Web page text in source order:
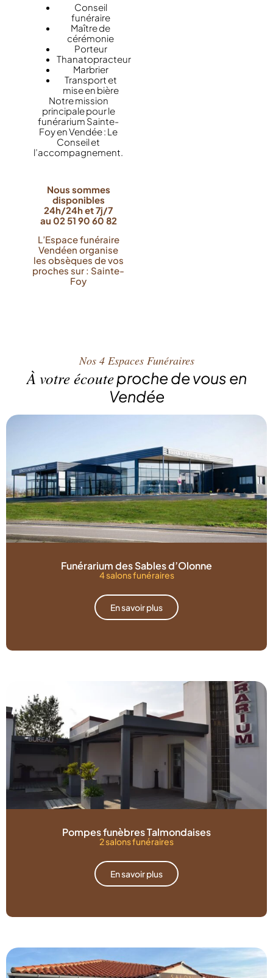
Conseil
funéraire
Maître de
cérémonie
Porteur
Thanatopracteur
Marbrier
Transport et
mise en bière
Notre mission
principale pour le
funérarium Sainte-
Foy en Vendée : Le
Conseil et
l’accompagnement.
Nous sommes
disponibles
24h/24h et 7j/7
au 02 51 90 60 82
L’Espace funéraire
Vendéen organise
les obsèques de vos
proches sur : Sainte-
Foy
Nos 4 Espaces Funéraires
À votre écouteproche de vous en
Vendée
Funérarium des Sables d’Olonne
4 salons funéraires
En savoir plus
Pompes funèbres Talmondaises
2 salons funéraires
En savoir plus